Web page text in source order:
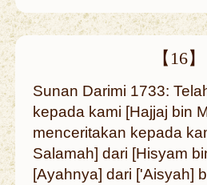
【16】
Sunan Darimi 1733:
kepada kami [Hajjaj bin
menceritakan kepada
Salamah] dari [Hisyam
[Ayahnya] dari ['Aisyah]